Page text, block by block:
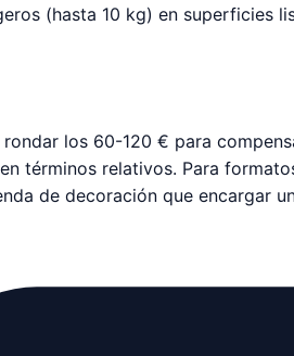
(hasta 10 kg) en superficies
los 60-120 € para
términos relativos. Para
de decoración que encargar